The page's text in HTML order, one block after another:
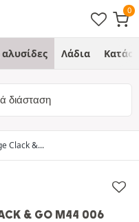
Λάδια
διάσταση
Clack &...
& GO M44 006